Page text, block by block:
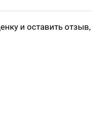
и оставить отзыв,